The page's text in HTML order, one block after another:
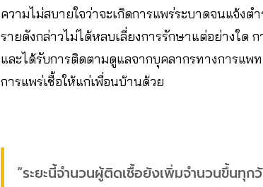
ความไม่สบายใจว่าจะเกิดการแพร่ระบาดจนแจ้ง
รายดังกล่าวไม่ได้หลบเลี่ยงการรักษาแต่อย่างใด
และได้รับการติดตามดูแลจากบุคลากรทางการแพ
การแพร่เชื้อให้แก่เพื่อนบ้านด้วย
“ระยะนี้จำนวนผู้ติดเชื้อยังเพิ่มจำนวนขึ้นทุ